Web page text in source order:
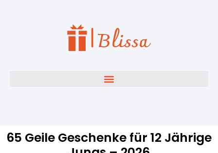
65 Geile Geschenke für 12 Jährige